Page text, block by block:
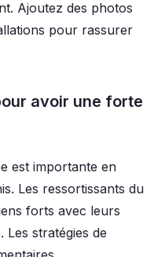
Ajoutez des photos
pour rassurer
avoir une forte
est importante en
Les ressortissants du
forts avec leurs
Les stratégies de